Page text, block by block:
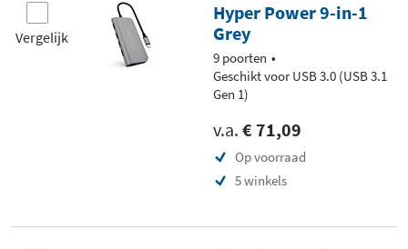
Vergelijk
Hyper Power 9-in-1
Grey
9 poorten
Geschikt voor USB 3.0 (USB 3.1
Gen 1)
v.a. € 71,09
Op voorraad
5 winkels